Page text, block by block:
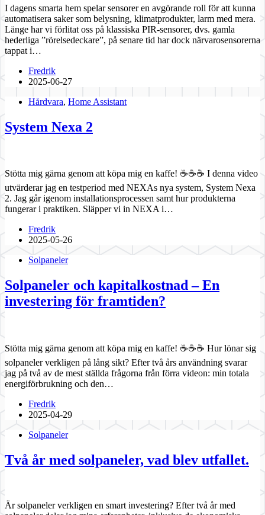
I dagens smarta hem spelar sensorer en avgörande roll för att kunna
automatisera saker som belysning, klimatprodukter, larm med mera.
Länge har vi förlitat oss på klassiska PIR-sensorer, dvs. gamla
hederliga ”rörelsedeckare”, på senare tid har dock närvarosensorerna
tappat i…
Fredrik
2025-06-27
Hårdvara, Home Assistant
System Nexa 2
Stötta mig gärna genom att köpa mig en kaffe! ☕☕☕ I denna video
utvärderar jag en testperiod med NEXAs nya system, System Nexa
2. Jag går igenom installationsprocessen samt hur produkterna
fungerar i praktiken. Släpper vi in NEXA i…
Fredrik
2025-05-26
Solpaneler
Solpaneler och kapitalkostnad – En
investering för framtiden?
Stötta mig gärna genom att köpa mig en kaffe! ☕☕☕ Hur lönar sig
solpaneler verkligen på lång sikt? Efter två års användning svarar
jag på två av de mest ställda frågorna från förra videon: min totala
energiförbrukning och den…
Fredrik
2025-04-29
Solpaneler
Två år med solpaneler, vad blev utfallet.
Är solpaneler verkligen en smart investering? Efter två år med